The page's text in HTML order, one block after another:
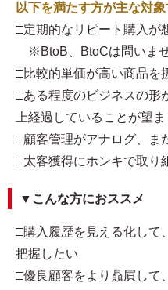
以下を満たす方が主な対象
□定期的なリピート購入が
※BtoB、BtoCは問いま
□比較的単価が高い商品を
□ある程度のビジネスの形
上経過していることが望ま
□顧客管理がアナログ、ま
□太客獲得にホンキで取り
▼こんな方におススメ
□購入履歴を見える化して
把握したい
□優良顧客をより贔屓して